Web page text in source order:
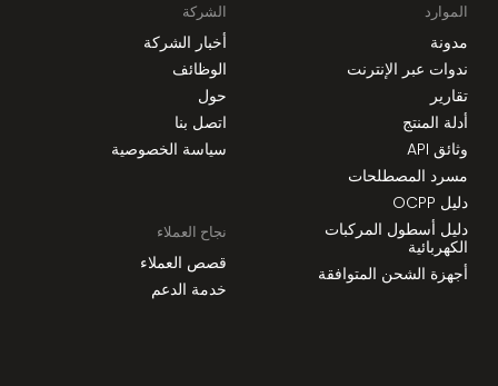
الموارد
مدونة
ندوات عبر الإنترنت
تقارير
أدلة المنتج
وثائق API
مسرد المصطلحات
دليل OCPP
دليل أسطول المركبات
الكهربائية
أجهزة الشحن المتوافقة
الشركة
أخبار الشركة
الوظائف
حول
اتصل بنا
سياسة الخصوصية
نجاح العملاء
قصص العملاء
خدمة الدعم